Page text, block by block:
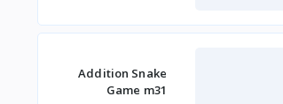
Addition Snake
Game m31